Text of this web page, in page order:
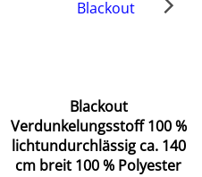
Blackout
Verdunkelungsstoff 100 %
lichtundurchlässig ca. 140
cm breit 100 % Polyester